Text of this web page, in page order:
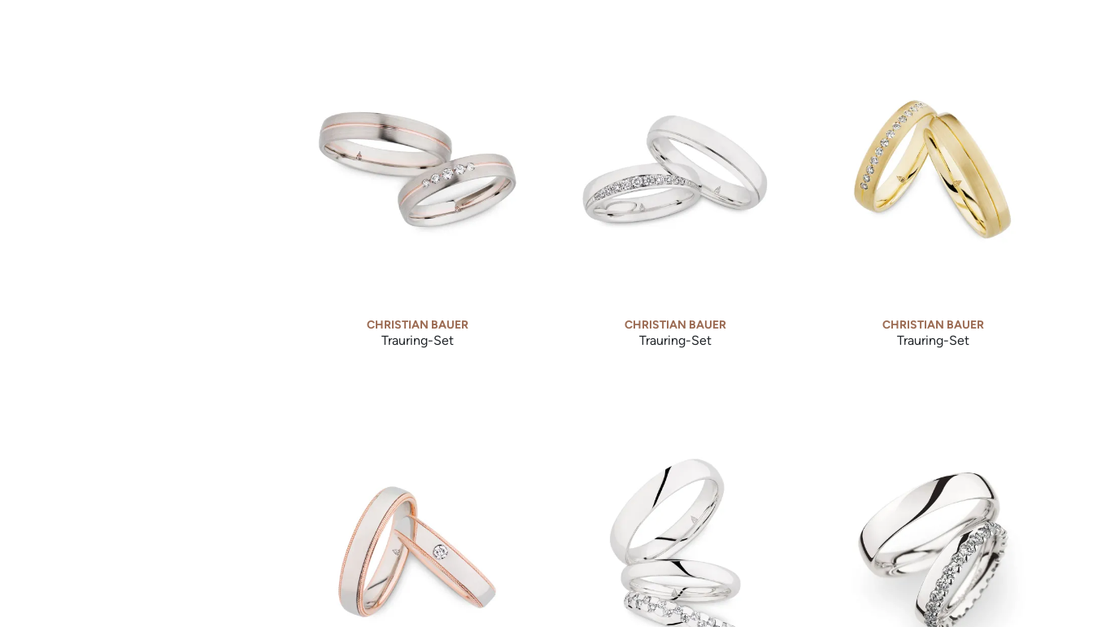
CHRISTIAN BAUER
Trauring-Set
CHRISTIAN BAUER
Trauring-Set
CHRISTIAN BAUER
Trauring-Set